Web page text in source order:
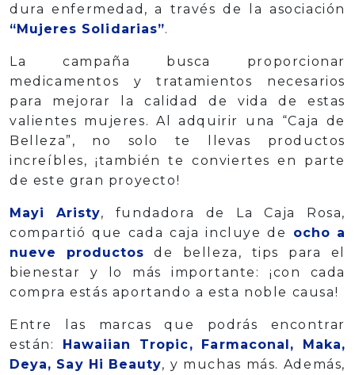
dura enfermedad, a través de la asociación
“Mujeres Solidarias”.
La campaña busca proporcionar
medicamentos y tratamientos necesarios
para mejorar la calidad de vida de estas
valientes mujeres. Al adquirir una “Caja de
Belleza”, no solo te llevas productos
increíbles, ¡también te conviertes en parte
de este gran proyecto!
Mayi Aristy, fundadora de La Caja Rosa,
compartió que cada caja incluye de ocho a
nueve productos de belleza, tips para el
bienestar y lo más importante: ¡con cada
compra estás aportando a esta noble causa!
Entre las marcas que podrás encontrar
están: Hawaiian Tropic, Farmaconal, Maka,
Deya, Say Hi Beauty, y muchas más. Además,